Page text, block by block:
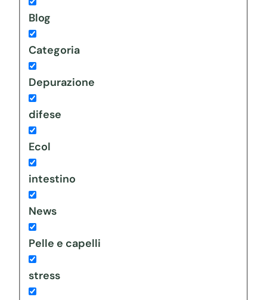
Blog
Categoria
Depurazione
difese
Ecol
intestino
News
Pelle e capelli
stress